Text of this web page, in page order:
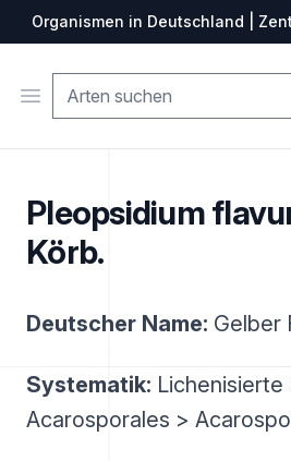
Organismen in Deutschland |
Open menu
Pleopsidium
Körb.
Deutscher Name: Gelber
Systematik:
Acarosporales >